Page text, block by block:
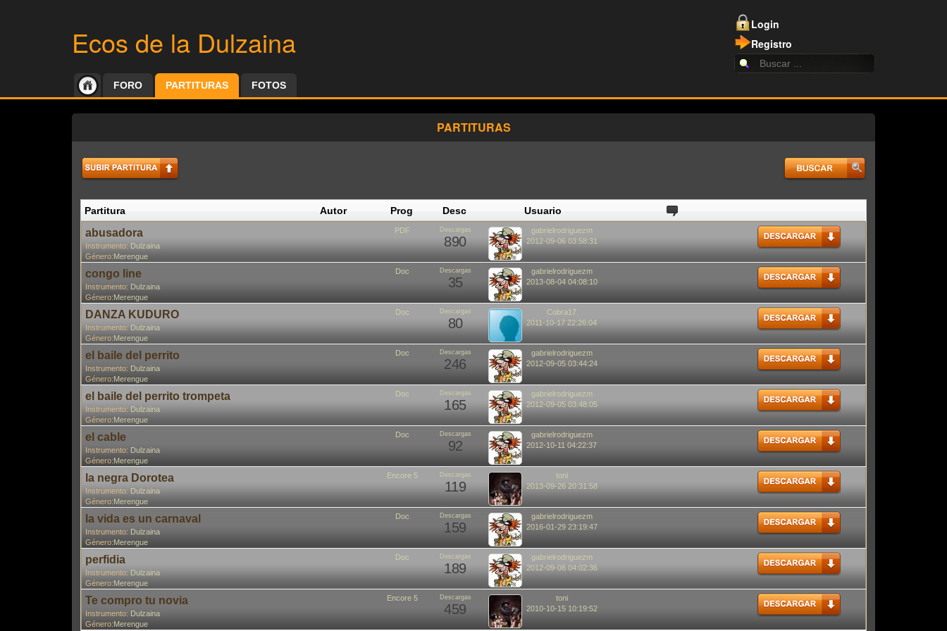
Ecos de la Dulzaina
Login
Registro
FORO PARTITURAS FOTOS
PARTITURAS
Partitura Autor Prog Desc Usuario
abusadora
Instrumento: Dulzaina
Género:Merengue
PDF Descargas
890
gabrielrodriguezm
2012-09-06 03:58:31
congo line
Instrumento: Dulzaina
Género:Merengue
Doc Descargas
35
gabrielrodriguezm
2013-08-04 04:08:10
DANZA KUDURO
Instrumento: Dulzaina
Género:Merengue
Doc Descargas
80
Cobra17
2011-10-17 22:26:04
el baile del perrito
Instrumento: Dulzaina
Género:Merengue
Doc Descargas
246
gabrielrodriguezm
2012-09-05 03:44:24
el baile del perrito trompeta
Instrumento: Dulzaina
Género:Merengue
Doc Descargas
165
gabrielrodriguezm
2012-09-05 03:48:05
el cable
Instrumento: Dulzaina
Género:Merengue
Doc Descargas
92
gabrielrodriguezm
2012-10-11 04:22:37
la negra Dorotea
Instrumento: Dulzaina
Género:Merengue
Encore 5 Descargas
119
toni
2013-09-26 20:31:58
la vida es un carnaval
Instrumento: Dulzaina
Género:Merengue
Doc Descargas
159
gabrielrodriguezm
2016-01-29 23:19:47
perfidia
Instrumento: Dulzaina
Género:Merengue
Doc Descargas
189
gabrielrodriguezm
2012-09-06 04:02:36
Te compro tu novia
Instrumento: Dulzaina
Género:Merengue
Encore 5 Descargas
459
toni
2010-10-15 10:19:52